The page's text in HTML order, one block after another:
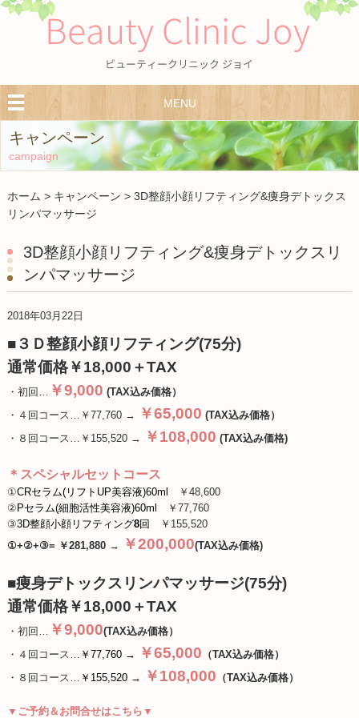
MENU
キャンペーン
campaign
ホーム > キャンペーン > 3D整顔小顔リフティング&痩身デトックス
リンパマッサージ
3D整顔小顔リフティング&痩身デトックスリ
ンパマッサージ
2018年03月22日
■３Ｄ整顔小顔リフティング(75分)
通常価格￥18,000＋TAX
・初回… ￥9,000 (TAX込み価格）
・４回コース…￥77,760 →
￥65,000 (TAX込み価格）
・８回コース…￥155,520 →
￥108,000 (TAX込み価格)
＊スペシャルセットコース
①CRセラム(リフトUP美容液)60ml
￥48,600
② Pセラム(細胞活性美容液)60ml
￥77,760
③3D整顔小顔リフティング8回
￥155,520
①+②+③= ￥281,880 →
￥200,000(TAX込み価格)
■痩身デトックスリンパマッサージ(75分)
通常価格￥18,000＋TAX
・初回… ￥9,000(TAX込み価格）
・４回コース… ￥77,760 → ￥65,000 （TAX込み価格）
・８回コース… ￥155,520 → ￥108,000 （TAX込み価格）
▼ご予約＆お問合せはこちら▼